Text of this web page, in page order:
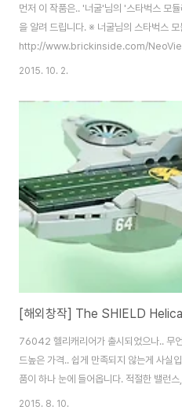
먼저 이 작품은.. '너굴'님의 '스타벅스 모
을 알려 드립니다. ※ 너굴님의 스타벅스 모
http://www.brickinside.com/
해 보고 싶다는 생각이 들었고.(원작은 너
뭐 요런 생각?) LDD 앞에서 한 2~3시간
석이 탄생하게 되었죠. (물론 몇번의 수정
만들어진 녀석은 부품 수급에 들어가게
2015에나 내볼까..?..
2015. 10. 2.
76042 헬리캐리어가 출시되었으나.. 무
드높은 가격.. 쉽게 만족되지 않는게 사실
품이 하나 눈에 들어옵니다. 적절한 밸런
을 불러일으키는 작품이었죠. 원작은 여
2015. 8. 10.